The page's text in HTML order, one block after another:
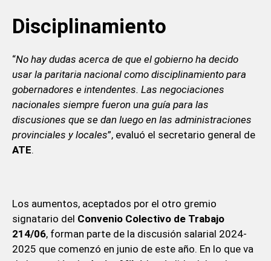
Disciplinamiento
“No hay dudas acerca de que el gobierno ha decido
usar la paritaria nacional como disciplinamiento para
gobernadores e intendentes. Las negociaciones
nacionales siempre fueron una guía para las
discusiones que se dan luego en las administraciones
provinciales y locales”, evaluó el secretario general de
ATE.
Los aumentos, aceptados por el otro gremio
signatario del Convenio Colectivo de Trabajo
214/06, forman parte de la discusión salarial 2024-
2025 que comenzó en junio de este año. En lo que va